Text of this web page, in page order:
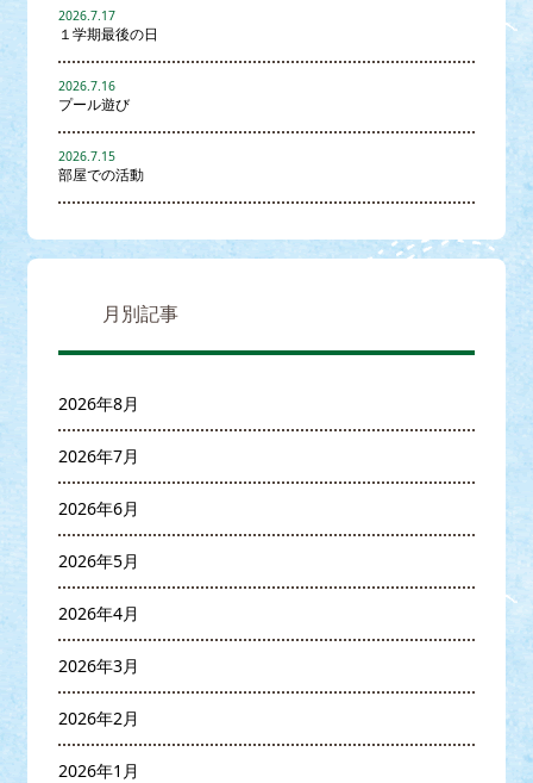
１学期最後の日
2026.7.17
プール遊び
2026.7.16
部屋での活動
2026.7.15
月別記事
2026年8月
2026年7月
2026年6月
2026年5月
2026年4月
2026年3月
2026年2月
2026年1月